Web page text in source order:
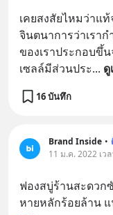
เคยสงสัยไหมว่าแท้
จินตนาการว่าเราก
ของเราประกอบขึ้
เซลล์มีส่วนประ... ดู
16 บันทึก
Brand Inside •
11 ม.ค. 2022 เว
ฟองสบู่ร้านสะดวก
หายหลักร้อยล้าน